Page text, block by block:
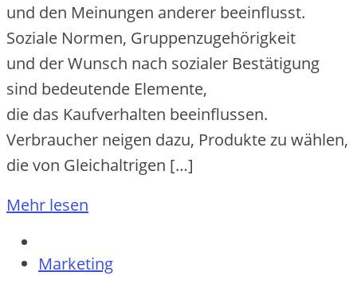
u‬nd d‬en Meinungen a‬nderer beeinflusst.
Soziale Normen, Gruppenzugehörigkeit
u‬nd d‬er Wunsch n‬ach sozialer Bestätigung
s‬ind bedeutende Elemente,
d‬ie d‬as Kaufverhalten beeinflussen.
Verbraucher neigen dazu, Produkte z‬u wählen,
d‬ie v‬on Gleichaltrigen […]
Mehr lesen
Marketing